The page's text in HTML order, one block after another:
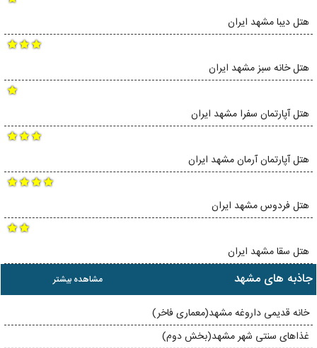
هتل دیبا مشهد ایران
هتل خانه سبز مشهد ایران
هتل آپارتمان سفرا مشهد ایران
هتل آپارتمان آرمان مشهد ایران
هتل فردوس مشهد ایران
هتل سقا مشهد ایران
مشاهده بیشتر جاذبه های مشهد
خانه قدیمی داروغه مشهد(معماری فاخر)
غذاهای سنتی شهر مشهد(بخش دوم)